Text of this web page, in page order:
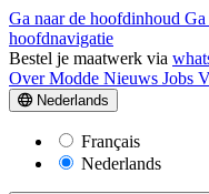
Ga naar de hoofdinhoud Ga
hoofdnavigatie
Bestel je maatwerk via
Over Modde Nieuws Jobs
Nederlands
Français
Nederlands